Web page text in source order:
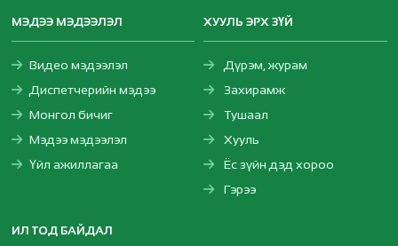
МЭДЭЭ МЭДЭЭЛЭЛ
Видео мэдээлэл
Диспетчерийн мэдээ
Монгол бичиг
Мэдээ мэдээлэл
Үйл ажиллагаа
ХУУЛЬ ЭРХ ЗҮЙ
Дүрэм, журам
Захирамж
Тушаал
Хууль
Ёс зүйн дэд хороо
Гэрээ
ИЛ ТОД БАЙДАЛ